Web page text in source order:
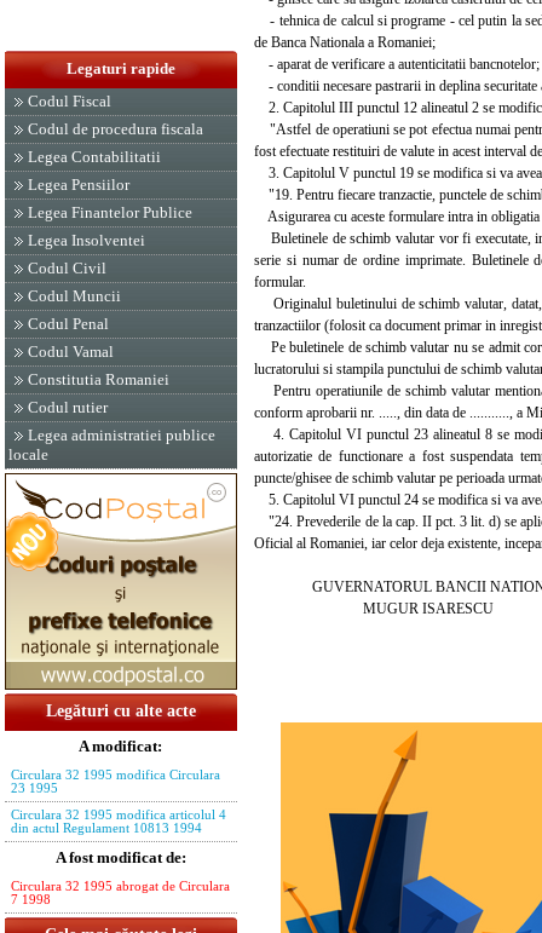
Legaturi rapide
Codul Fiscal
Codul de procedura fiscala
Legea Contabilitatii
Legea Pensiilor
Legea Finantelor Publice
Legea Insolventei
Codul Civil
Codul Muncii
Codul Penal
Codul Vamal
Constitutia Romaniei
Codul rutier
Legea administratiei publice
locale
Legături cu alte acte
A modificat:
Circulara 32 1995 modifica Circulara
23 1995
Circulara 32 1995 modifica articolul 4
din actul Regulament 10813 1994
A fost modificat de:
Circulara 32 1995 abrogat de Circulara
7 1998
- tehnica de calcul si programe - cel putin la
de Banca Nationala a Romaniei;
- aparat de verificare a autenticitatii bancnotelor;
- conditii necesare pastrarii in deplina
2. Capitolul III punctul 12 alineatul 2 se
"Astfel de operatiuni se pot efectua numai
fost efectuate restituiri de valute in acest interval
3. Capitolul V punctul 19 se modifica si va
"19. Pentru fiecare tranzactie, punctele de
Asigurarea cu aceste formulare intra in obligatia
Buletinele de schimb valutar vor fi executate,
serie si numar de ordine imprimate. Buletinele
formular.
Originalul buletinului de schimb valutar, datat,
tranzactiilor (folosit ca document primar in
Pe buletinele de schimb valutar nu se admit
lucratorului si stampila punctului de schimb
Pentru operatiunile de schimb valutar
conform aprobarii nr. ....., din data de ..........., a
4. Capitolul VI punctul 23 alineatul 8 se
autorizatie de functionare a fost suspendata
puncte/ghisee de schimb valutar pe perioada
5. Capitolul VI punctul 24 se modifica si va
"24. Prevederile de la cap. II pct. 3 lit. d) se
Oficial al Romaniei, iar celor deja existente,
GUVERNATORUL BANCII
MUGUR ISARESCU